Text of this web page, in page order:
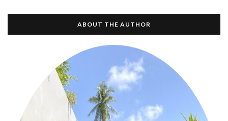
ABOUT THE AUTHOR